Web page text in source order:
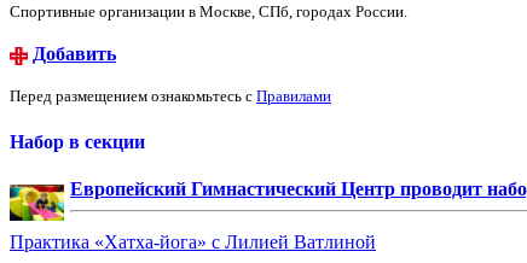
Спортивные организации в Москве, СПб, городах России.
Добавить
Перед размещением ознакомьтесь с Правилами
Набор в секции
Европейский Гимнастический Центр проводит
Практика «Хатха-йога» с Лилией Ватлиной